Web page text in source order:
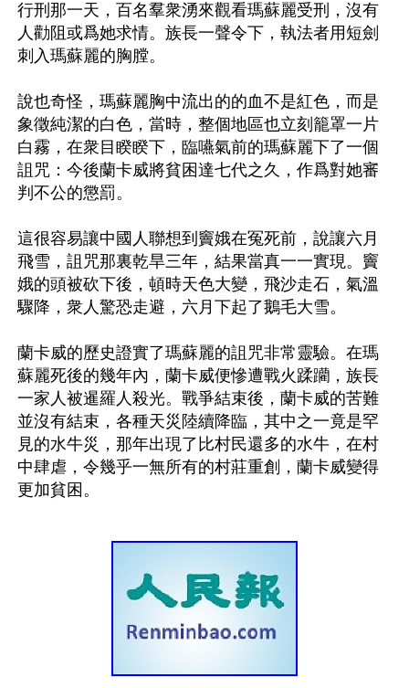
行刑那一天，百名羣衆湧來觀看瑪蘇麗受刑，沒有
人勸阻或爲她求情。族長一聲令下，執法者用短劍
刺入瑪蘇麗的胸膛。
說也奇怪，瑪蘇麗胸中流出的的血不是紅色，而是
象徵純潔的白色，當時，整個地區也立刻籠罩一片
白霧，在衆目睽睽下，臨嚥氣前的瑪蘇麗下了一個
詛咒：今後蘭卡威將貧困達七代之久，作爲對她審
判不公的懲罰。
這很容易讓中國人聯想到竇娥在冤死前，說讓六月
飛雪，詛咒那裏乾旱三年，結果當真一一實現。竇
娥的頭被砍下後，頓時天色大變，飛沙走石，氣溫
驟降，衆人驚恐走避，六月下起了鵝毛大雪。
蘭卡威的歷史證實了瑪蘇麗的詛咒非常靈驗。在瑪
蘇麗死後的幾年內，蘭卡威便慘遭戰火蹂躪，族長
一家人被暹羅人殺光。戰爭結束後，蘭卡威的苦難
並沒有結束，各種天災陸續降臨，其中之一竟是罕
見的水牛災，那年出現了比村民還多的水牛，在村
中肆虐，令幾乎一無所有的村莊重創，蘭卡威變得